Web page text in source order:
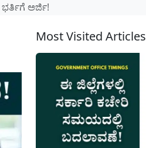
ಭರ್ತಿಗೆ ಅರ್ಜಿ!
Most Visited Articles